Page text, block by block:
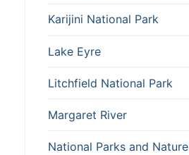
Karijini National Park
Lake Eyre
Litchfield National Park
Margaret River
National Parks and Nature